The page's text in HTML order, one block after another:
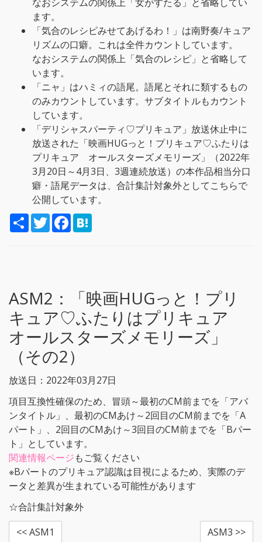
ます。
「気合のレシピみせてあげるわ！」は南野奏/キュア
リズムの口癖。これは全件カウントしています。
なおシステムの関係上「気合のレシピ」と省略して
います。
「ニャ」はハミィの語尾。語尾とそれに類するもの
のみカウントしています。サブタイトルもカウント
しています。
「デリシャスパーティ♡プリキュア」放送休止中に
放送された「映画HUGっと！プリキュア♡ふたりは
プリキュア オールスターズメモリーズ」（2022年
3月20日～4月3日、3週連続放送）の本作品相当分口
癖・語尾データは、合計集計対象外としてこちらで
公開しています。
S
h
T
w
F
a
ASM2：
「映画HUGっと！プリ
キュア♡ふたりはプリキュア
オールスターズメモリーズ」
（その2）
放送日：2022年03月27日
項目互換性確保のため、冒頭～最初のCM前までを「アバ
ンタイトル」、最初のCMあけ～2回目のCM前までを「A
パート」、2回目のCMあけ～3回目のCM前までを「Bパー
ト」としています。
関連情報ページもご覧ください
※Bパートのプリキュア認識は目視によるため、実際のデ
ータと差異が生まれている可能性があります
☆合計集計対象外
<< ASM1
ASM3 >>